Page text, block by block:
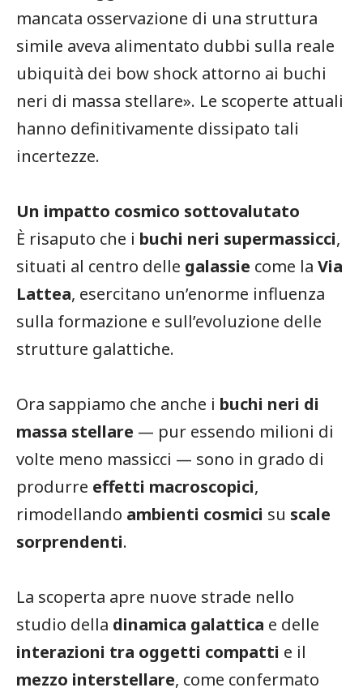
mancata osservazione di una struttura
simile aveva alimentato dubbi sulla reale
ubiquità dei bow shock attorno ai buchi
neri di massa stellare». Le scoperte attuali
hanno definitivamente dissipato tali
incertezze.
Un impatto cosmico sottovalutato
È risaputo che i buchi neri supermassicci,
situati al centro delle galassie come la Via
Lattea, esercitano un’enorme influenza
sulla formazione e sull’evoluzione delle
strutture galattiche.
Ora sappiamo che anche i buchi neri di
massa stellare — pur essendo milioni di
volte meno massicci — sono in grado di
produrre effetti macroscopici,
rimodellando ambienti cosmici su scale
sorprendenti.
La scoperta apre nuove strade nello
studio della dinamica galattica e delle
interazioni tra oggetti compatti e il
mezzo interstellare, come confermato